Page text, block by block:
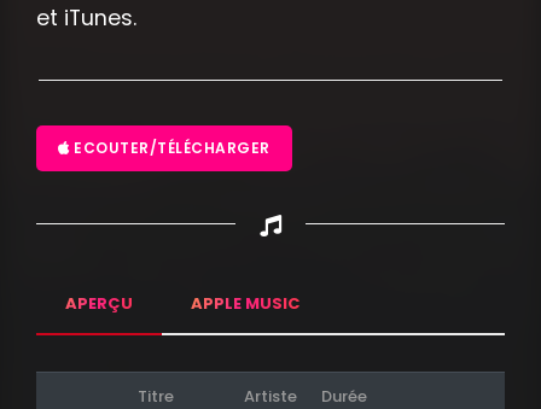
et iTunes.
ECOUTER/TÉLÉCHARGER
APERÇU APPLE MUSIC
Titre Artiste Durée